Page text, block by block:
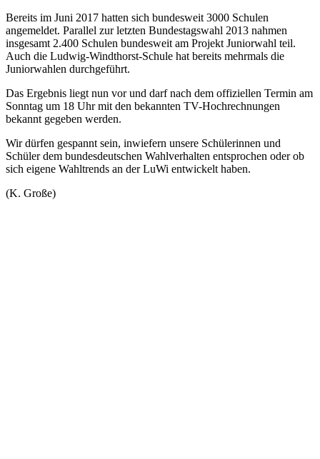
Bereits im Juni 2017 hatten sich bundesweit 3000 Schulen
angemeldet. Parallel zur letzten Bundestagswahl 2013 nahmen
insgesamt 2.400 Schulen bundesweit am Projekt Juniorwahl teil.
Auch die Ludwig-Windthorst-Schule hat bereits mehrmals die
Juniorwahlen durchgeführt.
Das Ergebnis liegt nun vor und darf nach dem offiziellen Termin am
Sonntag um 18 Uhr mit den bekannten TV-Hochrechnungen
bekannt gegeben werden.
Wir dürfen gespannt sein, inwiefern unsere Schülerinnen und
Schüler dem bundesdeutschen Wahlverhalten entsprochen oder ob
sich eigene Wahltrends an der LuWi entwickelt haben.
(K. Große)